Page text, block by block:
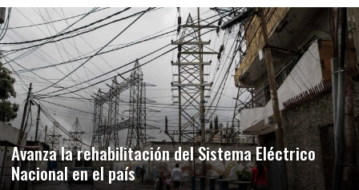
Avanza la rehabilitación del Sistema Eléctrico
Nacional en el país